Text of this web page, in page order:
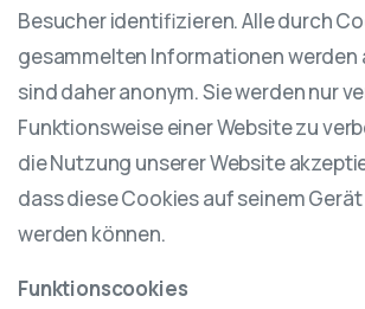
Besucher identifizieren. Alle durch
gesammelten Informationen
sind daher anonym. Sie werden nur
Funktionsweise einer Website zu
die Nutzung unserer Website
dass diese Cookies auf seinem
werden können.
Funktionscookies